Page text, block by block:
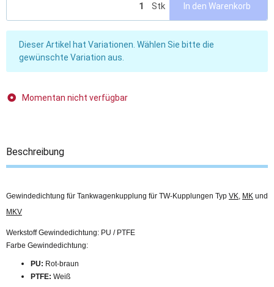
Stk In den Warenkorb
x
Dieser Artikel hat Variationen. Wählen Sie bitte die
gewünschte Variation aus.
Momentan nicht verfügbar
Beschreibung
Gewindedichtung für Tankwagenkupplung für TW-Kupplungen Typ VK MK und
MKV
Werkstoff Gewindedichtung: PU / PTFE
Farbe Gewindedichtung:
PU: Rot-braun
PTFE: Weiß